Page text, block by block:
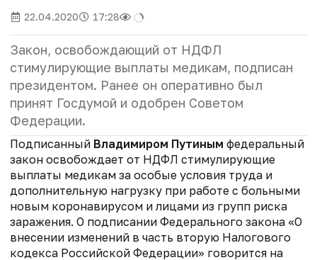
22.04.2020 17:28
Закон, освобождающий от НДФЛ
стимулирующие выплаты медикам, подписан
президентом. Ранее он оперативно был
принят Госдумой и одобрен Советом
Федерации.
Подписанный Владимиром Путиным федеральный
закон освобождает от НДФЛ стимулирующие
выплаты медикам за особые условия труда и
дополнительную нагрузку при работе с больными
новым коронавирусом и лицами из групп риска
заражения. О подписании Федерального закона «О
внесении изменений в часть вторую Налогового
кодекса Российской Федерации» говорится на